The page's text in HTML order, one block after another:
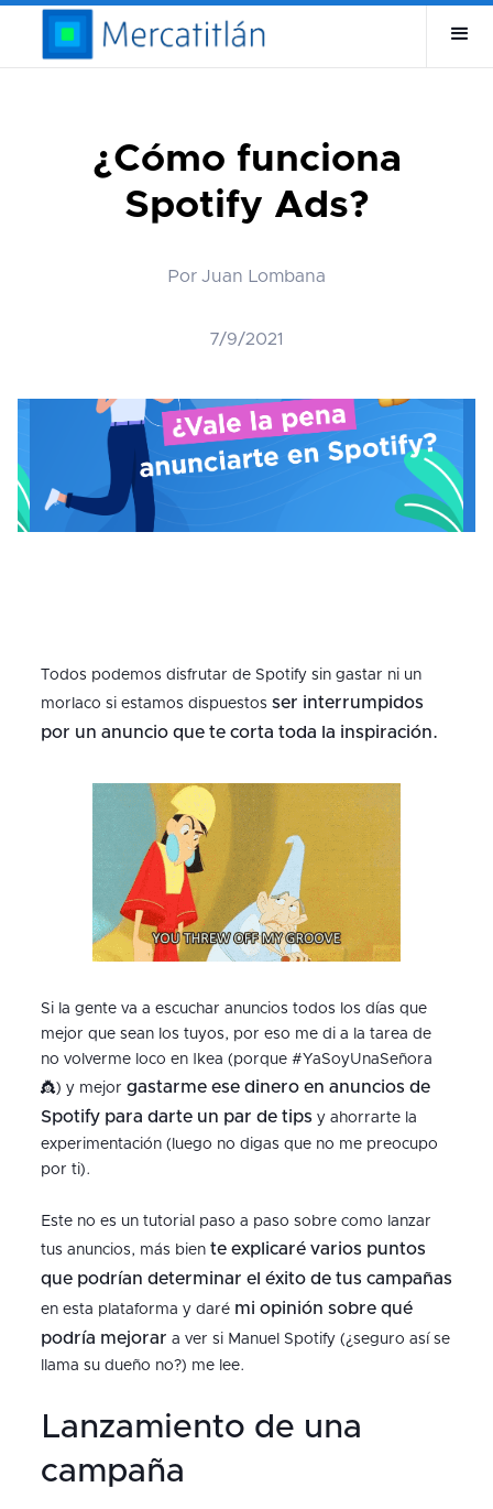
¿Cómo funciona
Spotify Ads?
Por Juan Lombana
7/9/2021
Todos podemos disfrutar de Spotify sin gastar ni un
morlaco si estamos dispuestos ser interrumpidos
por un anuncio que te corta toda la inspiración.
Si la gente va a escuchar anuncios todos los días que
mejor que sean los tuyos, por eso me di a la tarea de
no volverme loco en Ikea (porque #YaSoyUnaSeñora
👸) y mejor gastarme ese dinero en anuncios de
Spotify para darte un par de tips y ahorrarte la
experimentación (luego no digas que no me preocupo
por ti).
Este no es un tutorial paso a paso sobre como lanzar
tus anuncios, más bien te explicaré varios puntos
que podrían determinar el éxito de tus campañas
en esta plataforma y daré mi opinión sobre qué
podría mejorar a ver si Manuel Spotify (¿seguro así se
llama su dueño no?) me lee.
Lanzamiento de una
campaña